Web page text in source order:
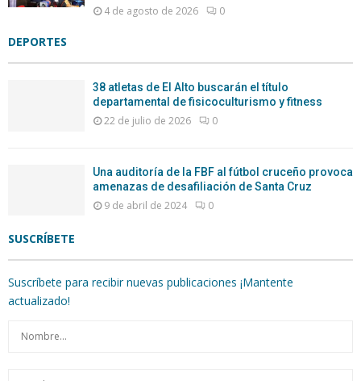
4 de agosto de 2026 0
DEPORTES
38 atletas de El Alto buscarán el título
departamental de fisicoculturismo y fitness
22 de julio de 2026 0
Una auditoría de la FBF al fútbol cruceño provoca
amenazas de desafiliación de Santa Cruz
9 de abril de 2024 0
SUSCRÍBETE
Suscríbete para recibir nuevas publicaciones ¡Mantente
actualizado!